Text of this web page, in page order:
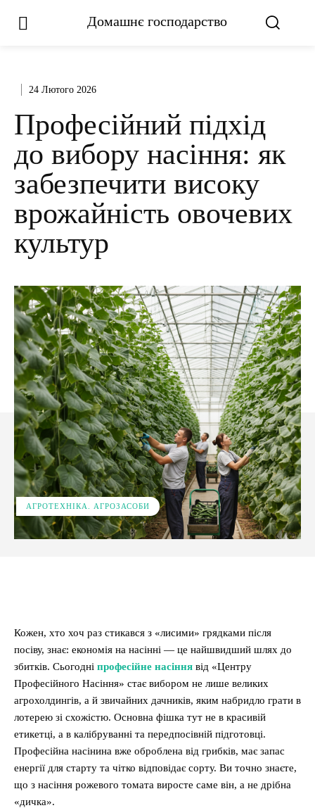
Домашнє господарство
24 Лютого 2026
Професійний підхід
до вибору насіння: як
забезпечити високу
врожайність овочевих
культур
АГРОТЕХНІКА. АГРОЗАСОБИ
Кожен, хто хоч раз стикався з «лисими» грядками після
посіву, знає: економія на насінні — це найшвидший шлях до
збитків. Сьогодні професійне насіння від «Центру
Професійного Насіння» стає вибором не лише великих
агрохолдингів, а й звичайних дачників, яким набридло грати в
лотерею зі схожістю. Основна фішка тут не в красивій
етикетці, а в калібруванні та передпосівній підготовці.
Професійна насінина вже оброблена від грибків, має запас
енергії для старту та чітко відповідає сорту. Ви точно знаєте,
що з насіння рожевого томата виросте саме він, а не дрібна
«дичка».